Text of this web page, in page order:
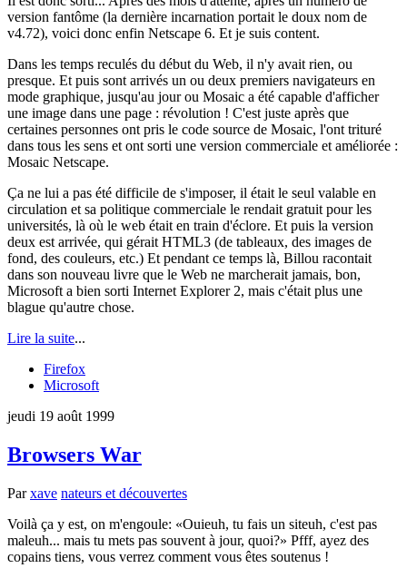
version fantôme (la dernière incarnation portait le doux nom de
v4.72), voici donc enfin Netscape 6. Et je suis content.
Dans les temps reculés du début du Web, il n'y avait rien, ou
presque. Et puis sont arrivés un ou deux premiers navigateurs en
mode graphique, jusqu'au jour ou Mosaic a été capable d'afficher
une image dans une page : révolution ! C'est juste après que
certaines personnes ont pris le code source de Mosaic, l'ont trituré
dans tous les sens et ont sorti une version commerciale et améliorée :
Mosaic Netscape.
Ça ne lui a pas été difficile de s'imposer, il était le seul valable en
circulation et sa politique commerciale le rendait gratuit pour les
universités, là où le web était en train d'éclore. Et puis la version
deux est arrivée, qui gérait HTML3 (de tableaux, des images de
fond, des couleurs, etc.) Et pendant ce temps là, Billou racontait
dans son nouveau livre que le Web ne marcherait jamais, bon,
Microsoft a bien sorti Internet Explorer 2, mais c'était plus une
blague qu'autre chose.
Lire la suite...
Firefox
Microsoft
jeudi 19 août 1999
Browsers War
Parxave nateurs et découvertes
Voilà ça y est, on m'engoule:
Ouieuh, tu fais un siteuh, c'est pas
maleuh... mais tu mets pas souvent à jour, quoi?
Pfff, ayez des
copains tiens, vous verrez comment vous êtes soutenus !